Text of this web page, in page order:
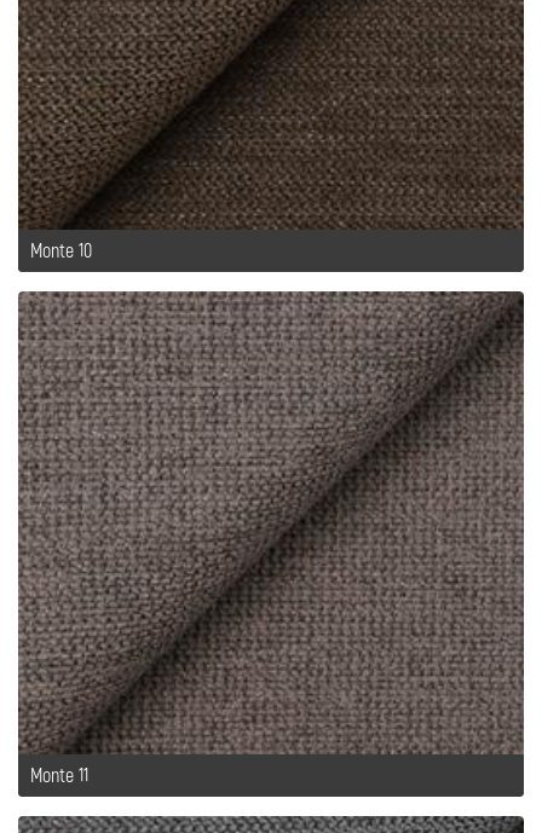
Monte 10
Monte 11